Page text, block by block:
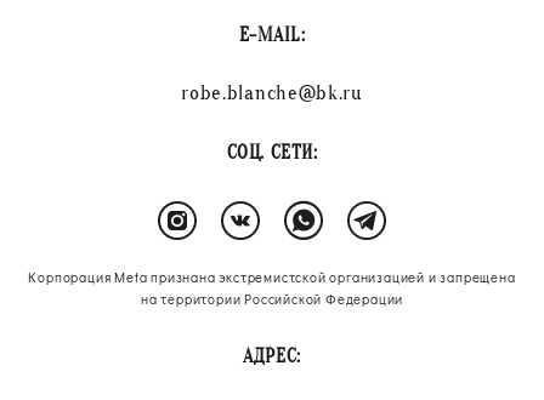
E-MAIL:
robe.blanche@bk.ru
СОЦ. СЕТИ:
Корпорация Meta признана экстремистской организацией и запрещена
на территории Российской Федерации
АДРЕС: